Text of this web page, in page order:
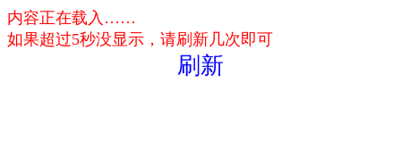
内容正在载入……
如果超过5秒没显示，请刷新几次即可
刷新